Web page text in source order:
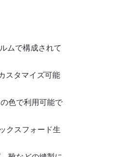
ムで構成されて
スタマイズ可能
色で利用可能で
クスフォード生